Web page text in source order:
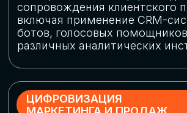
СПИКЕРЫ
СТАТЬ СПИКЕРОМ
В конференции участвовали более 120 спикеров